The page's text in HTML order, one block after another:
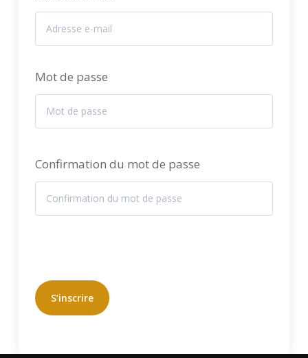
Mot de passe
Confirmation du mot de passe
S’inscrire